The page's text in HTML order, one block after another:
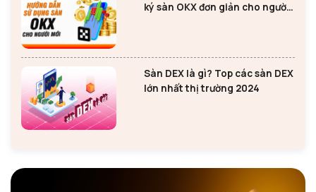
ký sàn OKX đơn giản cho người
Sàn DEX là gì? Top các sàn DEX
lớn nhất thị trường 2024